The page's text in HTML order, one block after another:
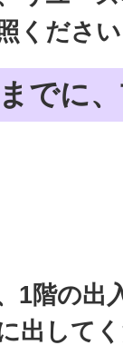
くださ
でに
1階の出
出して